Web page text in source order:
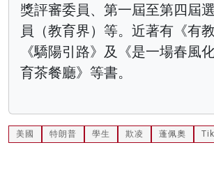
獎評審委員、第一屆至第四屆
員（教育界）等。近著有《有教
《驕陽引路》及《是一場春風
育茶餐廳》等書。
美國 特朗普 學生 欺凌 蓬佩奧